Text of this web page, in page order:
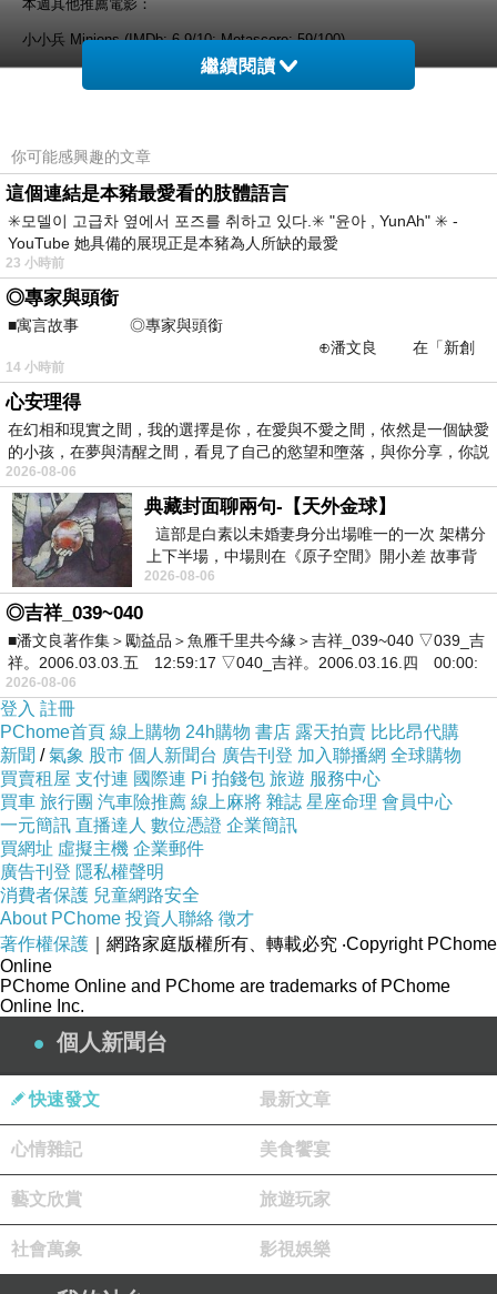
本週其他推薦電影：
小小兵 Minions (IMDb: 6.9/10; Metascore: 59/100)
上一篇：本週電影：吸血鬼家庭屍篇 Film of the Week: What We Do in the Shadows
繼續閱讀
你可能感興趣的文章
這個連結是本豬最愛看的肢體語言
✳️모델이 고급차 옆에서 포즈를 취하고 있다.✳️ "윤아 , YunAh" ✳️ -
YouTube 她具備的展現正是本豬為人所缺的最愛
23 小時前
◎專家與頭銜
■寓言故事 ◎專家與頭銜
⊕潘文良 在「新創
之谷」裡——
14 小時前
心安理得
在幻相和現實之間，我的選擇是你，在愛與不愛之間，依然是一個缺愛
的小孩，在夢與清醒之間，看見了自己的慾望和墮落，與你分享，你説
2026-08-06
典藏封面聊兩句-【天外金球】
這部是白素以未婚妻身分出場唯一的一次 架構分
上下半場，中場則在《原子空間》開小差 故事背
景影射西藏境外流亡 地下組織
2026-08-06
◎吉祥_039~040
■潘文良著作集＞勵益品＞魚雁千里共今緣＞吉祥_039~040 ▽039_吉
祥。2006.03.03.五 12:59:17 ▽040_吉祥。2006.03.16.四 00:00:
2026-08-06
登入 註冊
PChome首頁 線上購物 24h購物 書店 露天拍賣 比比昂代購
新聞 /氣象 股市 個人新聞台 廣告刊登 加入聯播網 全球購物
買賣租屋 支付連 國際連 Pi 拍錢包 旅遊 服務中心
買車 旅行團 汽車險推薦 線上麻將 雜誌 星座命理 會員中心
一元簡訊 直播達人 數位憑證 企業簡訊
買網址 虛擬主機 企業郵件
廣告刊登 隱私權聲明
消費者保護 兒童網路安全
About PChome 投資人聯絡 徵才
著作權保護 ｜網路家庭版權所有、轉載必究 ‧Copyright PChome
Online
PChome Online and PChome are trademarks of PChome
Online Inc.
個人新聞台
快速發文 最新文章
心情雜記 美食饗宴
藝文欣賞 旅遊玩家
社會萬象 影視娛樂